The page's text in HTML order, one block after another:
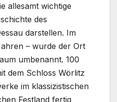
allesamt wichtige
des
darstellen. Im
– wurde der Ort
umbenannt. 100
dem Schloss Wörlitz
im klassizistischen
Festland fertig